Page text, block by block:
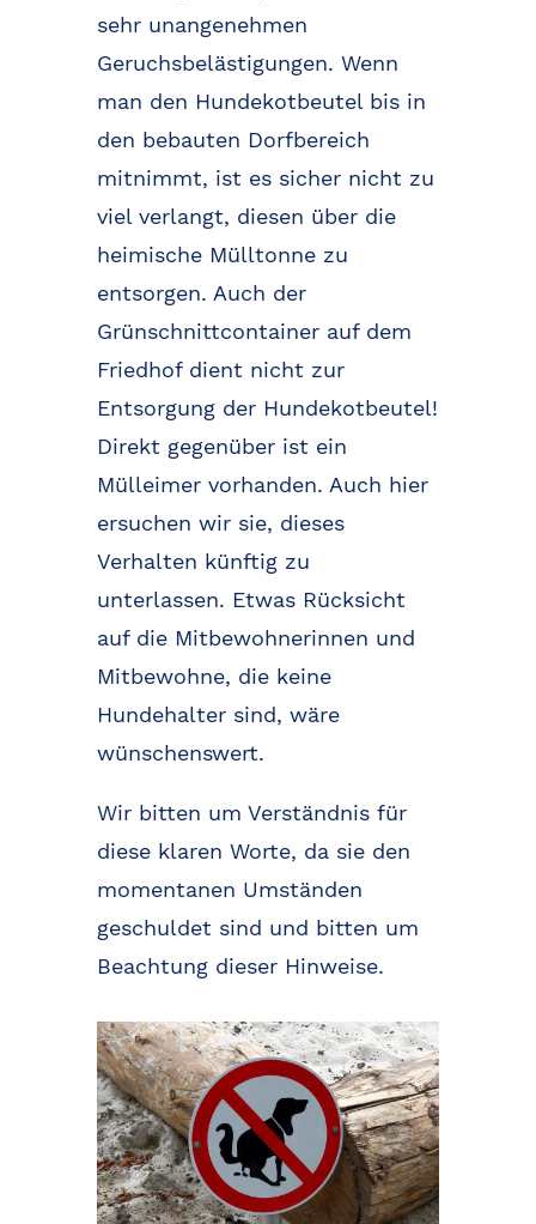
sehr unangenehmen
Geruchsbelästigungen. Wenn
man den Hundekotbeutel bis in
den bebauten Dorfbereich
mitnimmt, ist es sicher nicht zu
viel verlangt, diesen über die
heimische Mülltonne zu
entsorgen. Auch der
Grünschnittcontainer auf dem
Friedhof dient nicht zur
Entsorgung der Hundekotbeutel!
Direkt gegenüber ist ein
Mülleimer vorhanden. Auch hier
ersuchen wir sie, dieses
Verhalten künftig zu
unterlassen. Etwas Rücksicht
auf die Mitbewohnerinnen und
Mitbewohne, die keine
Hundehalter sind, wäre
wünschenswert.
Wir bitten um Verständnis für
diese klaren Worte, da sie den
momentanen Umständen
geschuldet sind und bitten um
Beachtung dieser Hinweise.